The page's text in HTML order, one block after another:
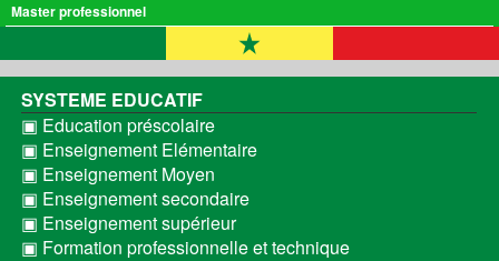
Master professionnel
SYSTEME EDUCATIF
▣ Education préscolaire
▣ Enseignement Elémentaire
▣ Enseignement Moyen
▣ Enseignement secondaire
▣ Enseignement supérieur
▣ Formation professionnelle et technique